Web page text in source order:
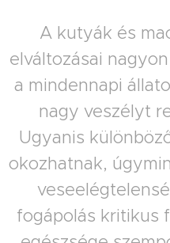
A kutyák és
elváltozásai
a mindennapi
nagy veszélyt
Ugyanis
okozhatnak,
fogápolás kritikus